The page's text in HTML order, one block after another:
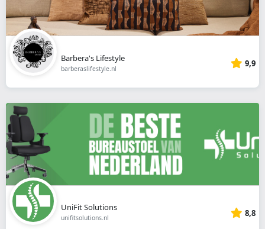
Barbera's Lifestyle
barberaslifestyle.nl 9,9
UniFit Solutions
unifitsolutions.nl 8,8